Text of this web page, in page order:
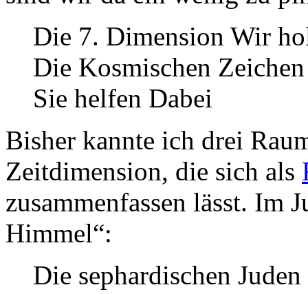
Die 7. Dimension Wir
Die Kosmischen Zeichen
Sie helfen Dabei
Bisher kannte ich drei
Zeitdimension, die sich als
zusammenfassen lässt. Im
Himmel“:
Die sephardischen